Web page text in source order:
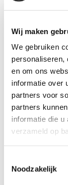
Wij maken
We gebruiken
personaliseren,
en om ons
informatie over
partners voor
partners
informatie die u
verzameld op
Noodzakelijk
Train je op
eindelijk je
aan een
waarom een
zelfs een must
Met een
wordt de kans
afhankelijk van